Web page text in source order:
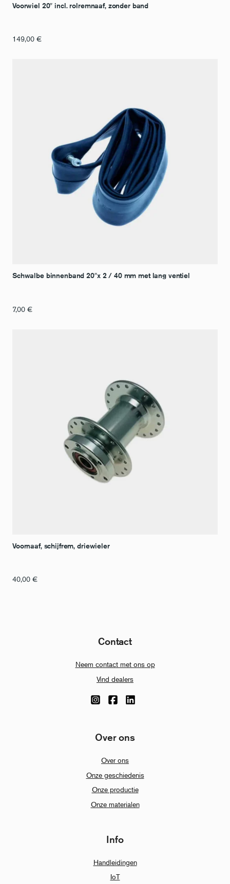
Voorwiel 20″ incl. rolremnaaf, zonder band
149,00 €
Schwalbe binnenband 20″x 2 / 40 mm met lang ventiel
7,00 €
Voornaaf, schijfrem, driewieler
40,00 €
Contact
Neem contact met ons op
Vind dealers
Over ons
Over ons
Onze geschiedenis
Onze productie
Onze materialen
Info
Handleidingen
IoT